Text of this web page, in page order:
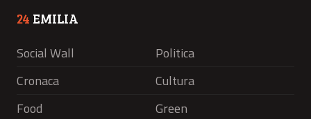
24 EMILIA
Social Wall
Politica
Cronaca
Cultura
Food
Green